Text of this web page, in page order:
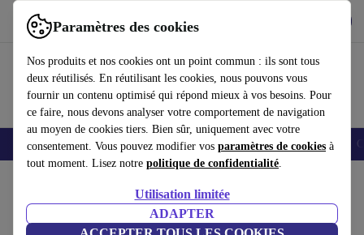
Paramètres des cookies
Nos produits et nos cookies ont un point commun : ils sont tous
deux réutilisés. En réutilisant les cookies, nous pouvons vous
fournir un contenu optimisé qui répond mieux à vos besoins. Pour
ce faire, nous devons analyser votre comportement de navigation
au moyen de cookies tiers. Bien sûr, uniquement avec votre
consentement. Vous pouvez modifier vos paramètres de cookies à
tout moment. Lisez notre politique de confidentialité.
Utilisation limitée
ADAPTER
Utilisez refurbed rapidement et facilement
Smartphones Laptops Tablettes Montres connectées Accessoires
Ordinateurs de bureau: